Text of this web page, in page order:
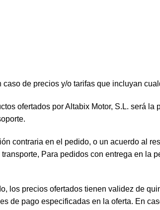
de precios y/o tarifas que incluyan
ofertados por Altabix Motor, S.L. será
contraria en el pedido, o un acuerdo al
Para pedidos con entrega en la
los precios ofertados tienen validez de
de pago especificadas en la oferta. En